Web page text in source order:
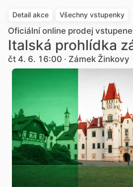
Detail akce Všechny vstupenky
Oficiální online prodej
Italská prohlídka
čt 4. 6. 16:00 · Zámek Žinkovy